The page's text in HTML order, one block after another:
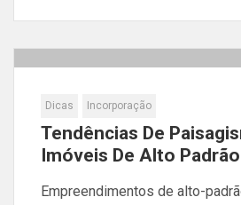
Dicas Incorporação
Tendências De
Imóveis De Alto Padrão
Empreendimentos de alto-